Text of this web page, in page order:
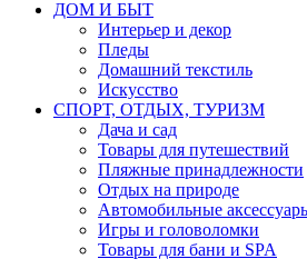
ДОМ И БЫТ
Интерьер и декор
Пледы
Домашний текстиль
Искусство
СПОРТ, ОТДЫХ, ТУРИЗМ
Дача и сад
Товары для путешествий
Пляжные принадлежности
Отдых на природе
Автомобильные
Игры и головоломки
Товары для бани и SPA